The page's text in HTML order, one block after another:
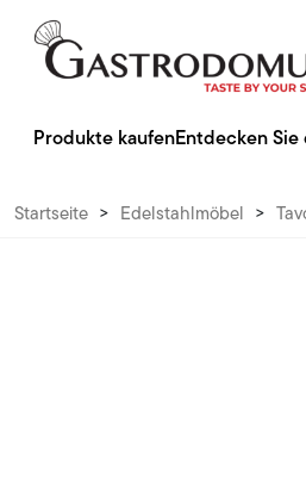
Produkte kaufenEntdecken
Startseite > Edelstahlmöbel >